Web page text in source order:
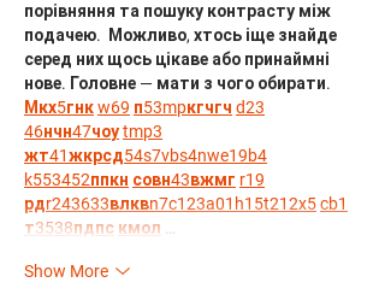
порівняння та пошуку контрасту між
подачею.  Можливо, хтось іще знайде
серед них щось цікаве або принаймні
нове. Головне — мати з чого обирати.
М кх5гнкw69 п53mpкгчгч d23
46нчн47чоуtmp3
жт41жкрсд54s7vbs4nwe19b4
k553452ппкн совн43вжмг r19
рдr243633влквn7c123a01 h15t212x5cb1
т3538пдпс кмол
Show More